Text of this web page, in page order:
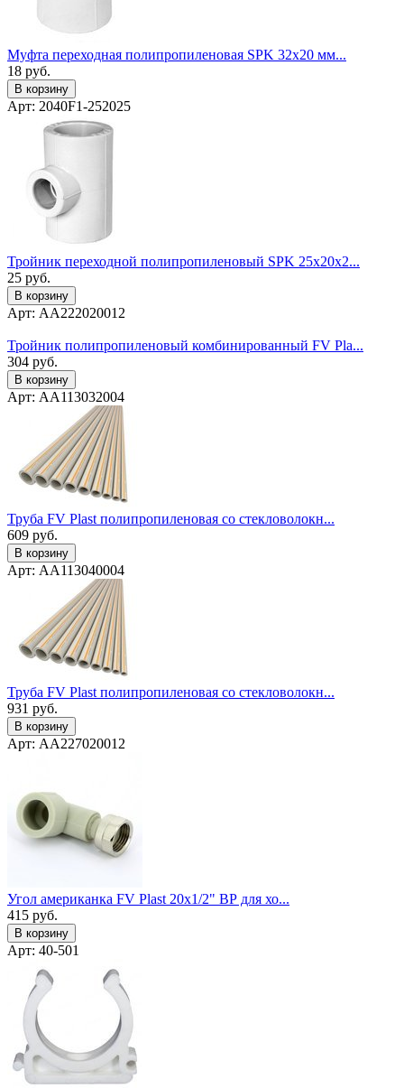
Муфта переходная полипропиленовая SPK 32x20 мм...
18 руб.
В корзину
Арт: 2040F1-252025
Тройник переходной полипропиленовый SPK 25x20x2...
25 руб.
В корзину
Арт: AA222020012
Тройник полипропиленовый комбинированный FV Pla...
304 руб.
В корзину
Арт: AA113032004
Труба FV Plast полипропиленовая со стекловолокн...
609 руб.
В корзину
Арт: AA113040004
Труба FV Plast полипропиленовая со стекловолокн...
931 руб.
В корзину
Арт: AA227020012
Угол американка FV Plast 20х1/2" ВР для хо...
415 руб.
В корзину
Арт: 40-501